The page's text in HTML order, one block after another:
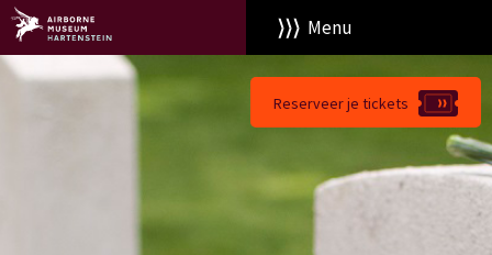
Menu
Reserveer je tickets